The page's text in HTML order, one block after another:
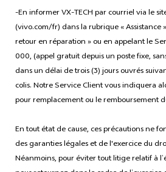
-En informer VX-TECH par courriel via le
(vivo.com/fr) dans la rubrique « Assistance
retour en réparation » ou en appelant le
000, (appel gratuit depuis un poste fixe,
dans un délai de trois (3) jours ouvrés
colis. Notre Service Client vous indiquera
pour remplacement ou le remboursement
En tout état de cause, ces précautions ne
des garanties légales et de l'exercice du
Néanmoins, pour éviter tout litige relatif à